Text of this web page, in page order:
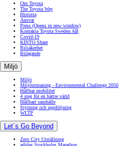
Om Toyota
The Toyota Way
Historia
Ansvar
Press (Opens in new window)
Kontakta Toyota Sweden AB
Covid-19
KINTO Share
Bilsäkerhet
Bilägande
Miljö
Miljö
Miljöutmaning - Environmental Challenge 2050
Hållbar mobilitet
4 steg för en bättre värld
Hållbart samhälle
Styrning och uppföljning
WLTP
Let´s Go Beyond
Zero City Utställning
adidas Stockholm Marathon